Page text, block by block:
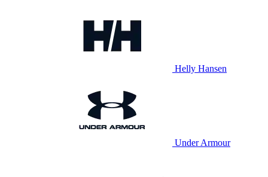
Helly Hansen
Under Armour